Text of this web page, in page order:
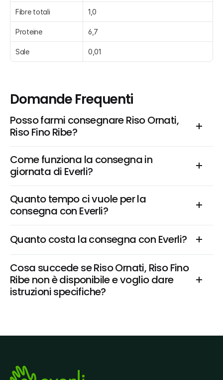
Fibre totali 1,0
Proteine 6,7
Sale 0,01
Domande Frequenti
Posso farmi consegnare Riso Ornati,
Riso Fino Ribe?
Come funziona la consegna in
giornata di Everli?
Quanto tempo ci vuole per la
consegna con Everli?
Quanto costa la consegna con Everli?
Cosa succede se Riso Ornati, Riso Fino
Ribe non è disponibile e voglio dare
istruzioni specifiche?